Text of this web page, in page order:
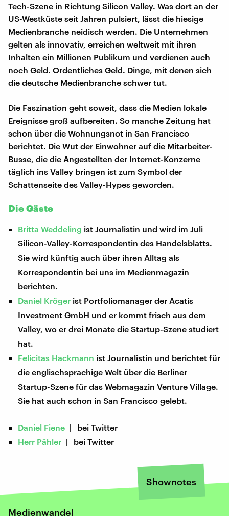
Tech-Szene in Richtung Silicon Valley. Was dort an der
US-Westküste seit Jahren pulsiert, lässt die hiesige
Medienbranche neidisch werden. Die Unternehmen
gelten als innovativ, erreichen weltweit mit ihren
Inhalten ein Millionen Publikum und verdienen auch
noch Geld. Ordentliches Geld. Dinge, mit denen sich
die deutsche Medienbranche schwer tut.
Die Faszination geht soweit, dass die Medien lokale
Ereignisse groß aufbereiten. So manche Zeitung hat
schon über die Wohnungsnot in San Francisco
berichtet. Die Wut der Einwohner auf die Mitarbeiter-
Busse, die die Angestellten der Internet-Konzerne
täglich ins Valley bringen ist zum Symbol der
Schattenseite des Valley-Hypes geworden.
Die Gäste
Britta Weddeling ist Journalistin und wird im Juli
Silicon-Valley-Korrespondentin des Handelsblatts.
Sie wird künftig auch über ihren Alltag als
Korrespondentin bei uns im Medienmagazin
berichten.
Daniel Kröger ist Portfoliomanager der Acatis
Investment GmbH und er kommt frisch aus dem
Valley, wo er drei Monate die Startup-Szene studiert
hat.
Felicitas Hackmann ist Journalistin und berichtet für
die englischsprachige Welt über die Berliner
Startup-Szene für das Webmagazin Venture Village.
Sie hat auch schon in San Francisco gelebt.
Daniel Fiene | bei Twitter
Herr Pähler | bei Twitter
Shownotes
Medienwandel